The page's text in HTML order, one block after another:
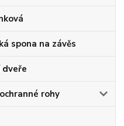
spona na závěs
dveře
rohy